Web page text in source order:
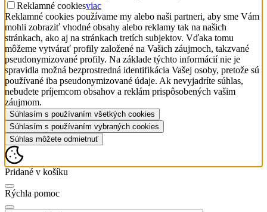
Reklamné cookiesviac
Reklamné cookies používame my alebo naši partneri, aby sme Vám
mohli zobraziť vhodné obsahy alebo reklamy tak na našich
stránkach, ako aj na stránkach tretích subjektov. Vďaka tomu
môžeme vytvárať profily založené na Vašich záujmoch, takzvané
pseudonymizované profily. Na základe týchto informácií nie je
spravidla možná bezprostredná identifikácia Vašej osoby, pretože sú
používané iba pseudonymizované údaje. Ak nevyjadríte súhlas,
nebudete príjemcom obsahov a reklám prispôsobených vašim
záujmom.
Súhlasím s používaním všetkých cookies
Súhlasím s používaním vybraných cookies
Súhlas môžete odmietnuť
Pridané v košíku
Rýchla pomoc